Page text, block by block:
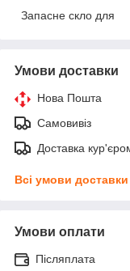
Запасне скло для
Умови доставки
Нова Пошта
Самовивіз
Доставка
Всі умови доставки
Умови оплати
Післяплата